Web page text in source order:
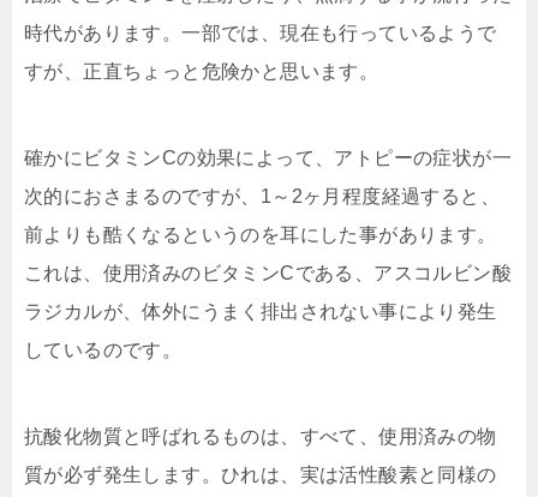
時代があります。一部では、現在も行っているようで
すが、正直ちょっと危険かと思います。
確かにビタミンCの効果によって、アトピーの症状が一
次的におさまるのですが、1～2ヶ月程度経過すると、
前よりも酷くなるというのを耳にした事があります。
これは、使用済みのビタミンCである、アスコルビン酸
ラジカルが、体外にうまく排出されない事により発生
しているのです。
抗酸化物質と呼ばれるものは、すべて、使用済みの物
質が必ず発生します。ひれは、実は活性酸素と同様の